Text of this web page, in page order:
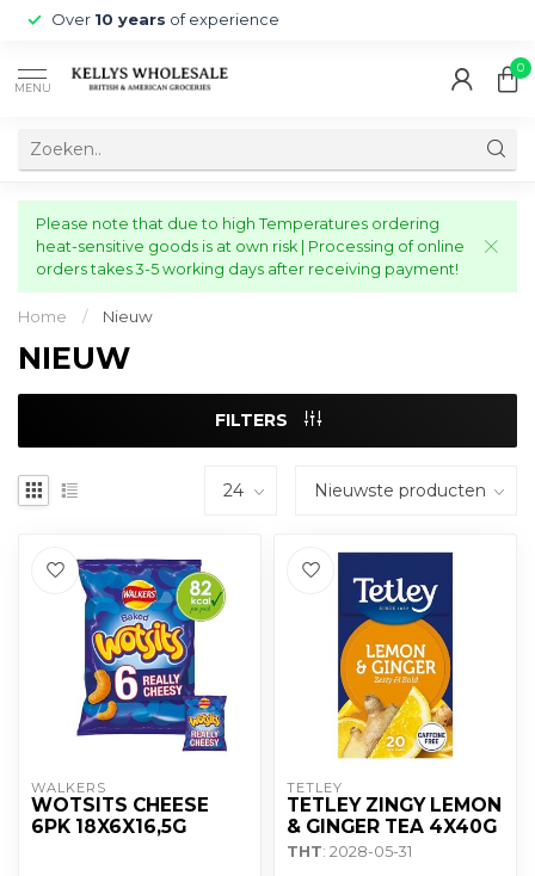
Over 10 years of experience
MENU
0
Please note that due to high Temperatures ordering
heat-sensitive goods is at own risk | Processing of online
orders takes 3-5 working days after receiving payment!
Home / Nieuw
NIEUW
FILTERS
WALKERS
WOTSITS CHEESE
6PK 18X6X16,5G
TETLEY
TETLEY ZINGY LEMON
& GINGER TEA 4X40G
THT: 2028-05-31